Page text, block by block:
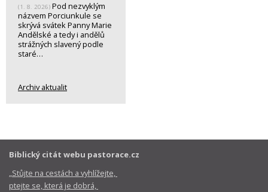
(1. 8. 2026) Pod nezvyklým
názvem Porciunkule se
skrývá svátek Panny Marie
Andělské a tedy i andělů
strážných slavený podle
staré…
Archiv aktualit
Biblický citát webu pastorace.cz
„Stůjte na cestách a vyhlížejte,
ptejte se, která je dobrá,